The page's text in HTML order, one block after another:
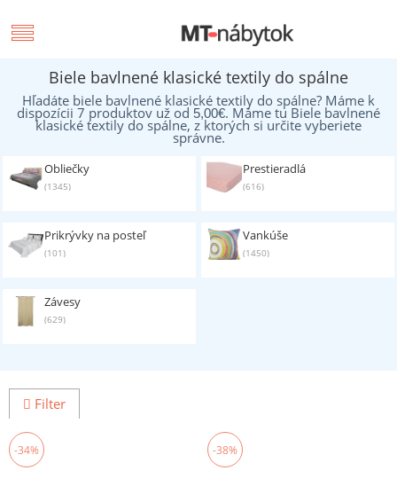
Biele bavlnené klasické textily do spálne
Hľadáte biele bavlnené klasické textily do spálne? Máme k
dispozícii 7 produktov už od 5,00€. Máme tu Biele bavlnené
klasické textily do spálne, z ktorých si určite vyberiete
správne.
Obliečky
(1345)
Prestieradlá
(616)
Prikrývky na posteľ
(101)
Vankúše
(1450)
Závesy
(629)
Filter
-34% -38%